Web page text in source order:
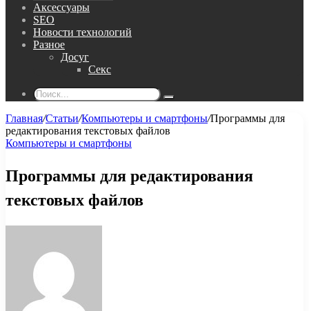
Аксессуары
SEO
Новости технологий
Разное
Досуг
Секс
Поиск...
Главная/Статьи/Компьютеры и смартфоны/Программы для
редактирования текстовых файлов
Компьютеры и смартфоны
Программы для редактирования
текстовых файлов